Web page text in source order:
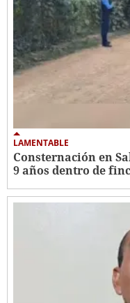
LAMENTABLE
Consternación en
9 años dentro de